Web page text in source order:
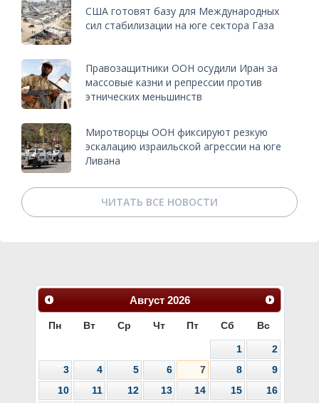
США готовят базу для Международных
сил стабилизации на юге сектора Газа
Правозащитники ООН осудили Иран за
массовые казни и репрессии против
этнических меньшинств
Миротворцы ООН фиксируют резкую
эскалацию израильской агрессии на юге
Ливана
ЧИТАТЬ ВСЕ НОВОСТИ
Август 2026
Пн Вт Ср Чт Пт Сб Вс
1
2
3
4 5 6 7 8
9
10
11 12 13 14 15
16